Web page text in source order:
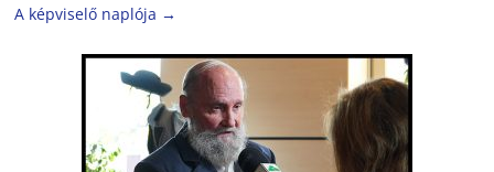
A képviselő naplója →